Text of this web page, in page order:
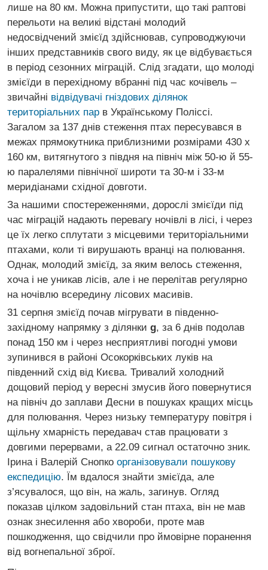
лише на 80 км. Можна припустити, що такі раптові
перельоти на великі відстані молодий
недосвідчений змієїд здійснював, супроводжуючи
інших представників свого виду, як це відбувається
в період сезонних міграцій. Слід згадати, що молоді
змієїди в перехідному вбранні під час кочівель –
звичайні відвідувачі гніздових ділянок
територіальних пар в Українському Поліссі.
Загалом за 137 днів стеження птах пересувався в
межах прямокутника приблизними розмірами 430 х
160 км, витягнутого з півдня на північ між 50-ю й 55-
ю паралелями північної широти та 30-м і 33-м
меридіанами східної довготи.
За нашими спостереженнями, дорослі змієїди під
час міграцій надають перевагу ночівлі в лісі, і через
це їх легко сплутати з місцевими територіальними
птахами, коли ті вирушають вранці на полювання.
Однак, молодий змієїд, за яким велось стеження,
хоча і не уникав лісів, але і не перелітав регулярно
на ночівлю всередину лісових масивів.
31 серпня змієїд почав мігрувати в південно-
західному напрямку з ділянки g, за 6 днів подолав
понад 150 км і через несприятливі погодні умови
зупинився в районі Осокорківських луків на
південний схід від Києва. Тривалий холодний
дощовий період у вересні змусив його повернутися
на північ до заплави Десни в пошуках кращих місць
для полювання. Через низьку температуру повітря і
щільну хмарність передавач став працювати з
довгими перервами, а 22.09 сигнал остаточно зник.
Ірина і Валерій Снопко організовували пошукову
експедицію. Їм вдалося знайти змієїда, але
з’ясувалося, що він, на жаль, загинув. Огляд
показав цілком задовільний стан птаха, він не мав
ознак знесилення або хвороби, проте мав
пошкодження, що свідчили про ймовірне поранення
від вогнепальної зброї.